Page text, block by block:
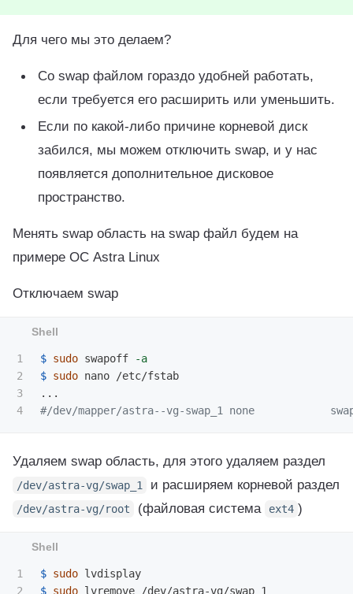
Для чего мы это делаем?
Со swap файлом гораздо удобней работать,
если требуется его расширить или уменьшить.
Если по какой-либо причине корневой диск
забился, мы можем отключить swap, и у нас
появляется дополнительное дисковое
пространство.
Менять swap область на swap файл будем на
примере ОС Astra Linux
Отключаем swap
1
2
3
$ sudo swapoff
-a
$ sudo nano /etc/fstab
#/dev/mapper/astra--vg-swap_1 none
Удаляем swap область, для этого удаляем раздел
/dev/astra-vg/swap_1 и расширяем корневой раздел
/dev/astra-vg/root (файловая система ext4 )
1
2
$ sudo
$ sudo